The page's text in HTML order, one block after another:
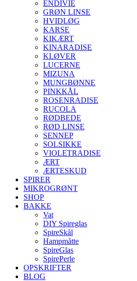
ENDIVIE
GRØN LINSE
HVIDLØG
KARSE
KIKÆRT
KINARADISE
KLØVER
LUCERNE
MIZUNA
MUNGBØNNE
PINKKÅL
ROSENRADISE
RUCOLA
RØDBEDE
RØD LINSE
SENNEP
SOLSIKKE
VIOLETRADISE
ÆRT
ÆRTESKUD
SPIRER
MIKROGRØNT
SHOP
BAKKE
Vat
DIY Spireglas
SpireSkål
Hampmåtte
SpireGlas
SpirePerle
OPSKRIFTER
BLOG